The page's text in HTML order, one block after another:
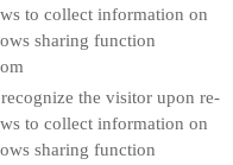
to collect information on
sharing function
the visitor upon re-
to collect information on
sharing function